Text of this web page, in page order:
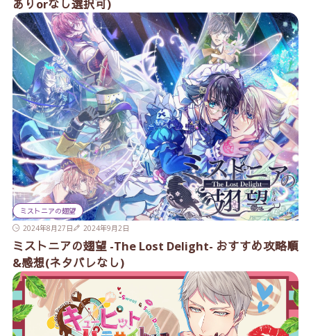
ありorなし選択可)
ミストニアの翅望
2024年8月27日
2024年9月2日
ミストニアの翅望 -The Lost Delight- おすすめ攻略順
&感想(ネタバレなし)